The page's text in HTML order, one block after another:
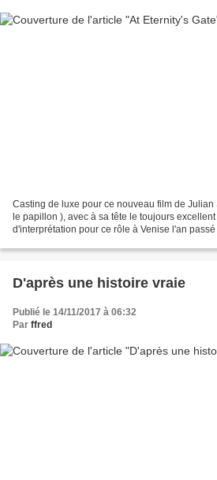
Casting de luxe pour ce nouveau film de
le papillon ), avec à sa tête le toujours
d'interprétation pour ce rôle à Venise l'an
D'après une histoire vraie
Publié le 14/11/2017 à 06:32
Par ffred